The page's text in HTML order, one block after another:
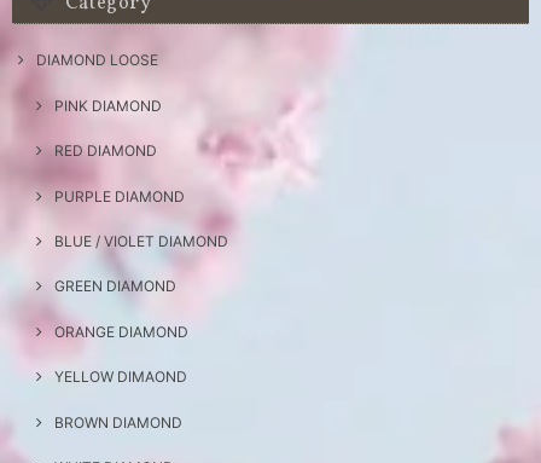
DIAMOND LOOSE
PINK DIAMOND
RED DIAMOND
PURPLE DIAMOND
BLUE / VIOLET DIAMOND
GREEN DIAMOND
ORANGE DIAMOND
YELLOW DIMAOND
BROWN DIAMOND